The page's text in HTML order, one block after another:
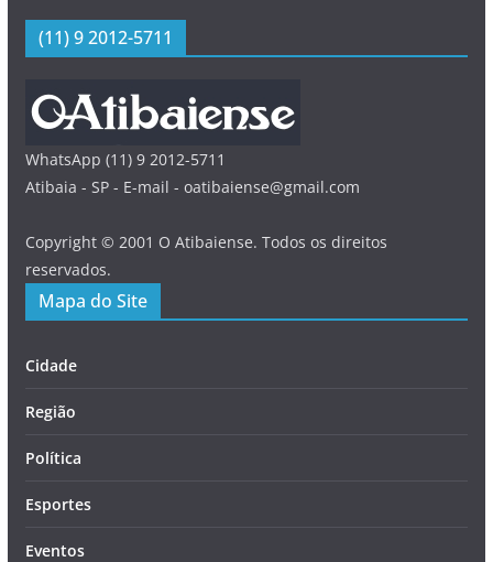
(11) 9 2012-5711
WhatsApp (11) 9 2012-5711
Atibaia - SP - E-mail - oatibaiense@gmail.com
Copyright © 2001 O Atibaiense. Todos os direitos
reservados.
Mapa do Site
Cidade
Região
Política
Esportes
Eventos